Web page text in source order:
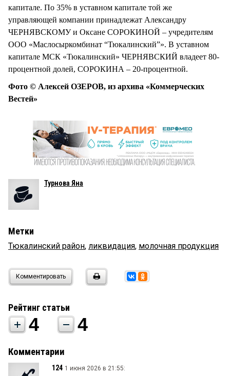
капитале. По 35% в уставном капитале той же
управляющей компании принадлежат Александру
ЧЕРНЯВСКОМУ и Оксане СОРОКИНОЙ – учредителям
ООО «Маслосыркомбинат “Тюкалинский”». В уставном
капитале МСК «Тюкалинский» ЧЕРНЯВСКИЙ владеет 80-
процентной долей, СОРОКИНА – 20-процентной.
Фото © Алексей ОЗЕРОВ, из архива «Коммерческих
Вестей»
Турнова Яна
Метки
Тюкалинский район, ликвидация, молочная продукция
Комментировать
Рейтинг статьи
4 4
Комментарии
124 1 июня 2026 в 21:55: